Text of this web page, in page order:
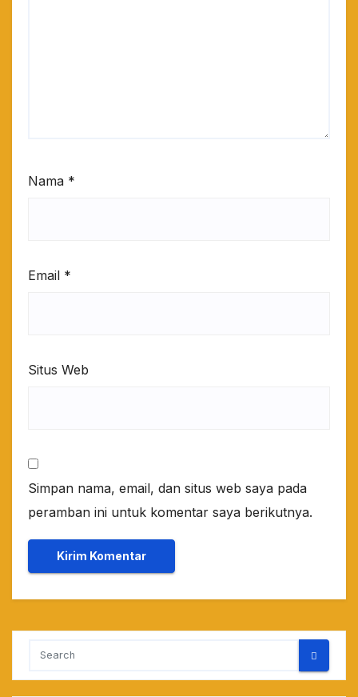
Nama *
Email *
Situs Web
Simpan nama, email, dan situs web saya pada
peramban ini untuk komentar saya berikutnya.